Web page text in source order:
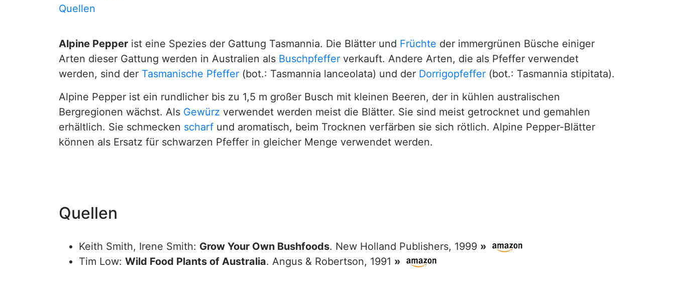
Quellen
Alpine Pepper ist eine Spezies der Gattung Tasmannia. Die Blätter und Früchte der immergrünen Büsche einiger
Arten dieser Gattung werden in Australien als Buschpfeffer verkauft. Andere Arten, die als Pfeffer verwendet
werden, sind der Tasmanische Pfeffer (bot.: Tasmannia lanceolata) und der Dorrigopfeffer (bot.: Tasmannia stipitata).
Alpine Pepper ist ein rundlicher bis zu 1,5 m großer Busch mit kleinen Beeren, der in kühlen australischen
Bergregionen wächst. Als Gewürz verwendet werden meist die Blätter. Sie sind meist getrocknet und gemahlen
erhältlich. Sie schmecken scharf und aromatisch, beim Trocknen verfärben sie sich rötlich. Alpine Pepper-Blätter
können als Ersatz für schwarzen Pfeffer in gleicher Menge verwendet werden.
Quellen
Keith Smith, Irene Smith: Grow Your Own Bushfoods. New Holland Publishers, 1999 »
Tim Low: Wild Food Plants of Australia. Angus & Robertson, 1991 »